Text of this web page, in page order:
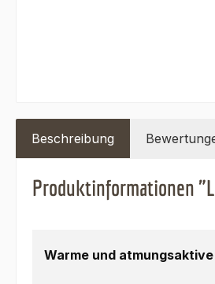
Beschreibung
Produktinformationen
Warme und